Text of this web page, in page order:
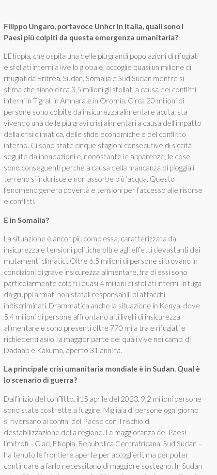
Filippo Ungaro, portavoce Unhcr in Italia, quali sono i
Paesi più colpiti da questa emergenza umanitaria?
L’Etiopia, che ospita una delle più grandi popolazioni di rifugiati
e sfollati interni a livello globale, accoglie quasi un milione di
rifugiatida Eritrea, Sudan, Somalia e Sud Sudan mentre si
stima che siano circa 3,5 milioni gli sfollati a causa dei conflitti
interni in Tigrai, in Amhara e in Oromia. Circa 20 milioni di
persone sono colpite da insicurezza alimentare acuta, sta
vivendo una delle più gravi crisi alimentari a causa dell’impatto
della crisi climatica, delle sfide economiche e del conflitto
interno. Ci sono state cinque stagioni consecutive di siccità
seguite da inondazioni e, nonostante le apparenze, le cose
sono conseguenti perché a causa della mancanza di pioggia il
terreno si indurisce e non assorbe più ‘acqua. Questo
fenomeno genera povertà e tensioni per l’accesso alle risorse
e conflitti.
E in Somalia?
La situazione è ancor più complessa, caratterizzata da
insicurezza e tensioni politiche oltre agli effetti devastanti dei
mutamenti climatici. Oltre 6,5 milioni di persone si trovano in
condizioni di grave insicurezza alimentare, fra di essi sono
particolarmente colpiti i quasi 4 milioni di sfollati interni, in fuga
da gruppi armati non statali responsabili di attacchi
indiscriminati. Drammatica anche la situazione in Kenya, dove
5,4 milioni di persone affrontano alti livelli di insicurezza
alimentare e sono presenti oltre 770 mila tra e rifugiati e
richiedenti asilo, la maggior parte dei quali vive nei campi di
Dadaab e Kakuma, aperto 31 anni fa.
La principale crisi umanitaria mondiale è in Sudan. Qual è
lo scenario di guerra?
Dall’inizio del conflitto. il15 aprile del 2023, 9,2 milioni persone
sono state costrette a fuggire. Migliaia di persone ogni giorno
si riversano ai confini del Paese con il rischio di
destabilizzazione della regione. La maggioranza dei Paesi
limitrofi – Ciad, Etiopia, Repubblica Centrafricana, Sud Sudan –
ha tenuto le frontiere aperte per accoglierli, ma per poter
continuare a farlo necessitano di maggiore sostegno. In Sudan